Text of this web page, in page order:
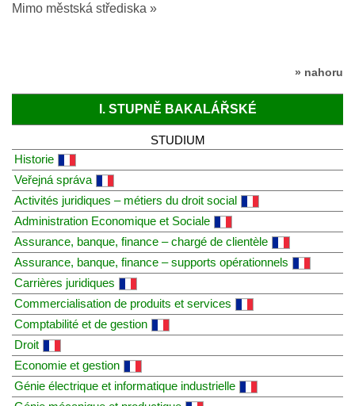
Mimo městská střediska »
» nahoru
I. STUPNĚ BAKALÁŘSKÉ
STUDIUM
Historie
Veřejná správa
Activités juridiques – métiers du droit social
Administration Economique et Sociale
Assurance, banque, finance – chargé de clientèle
Assurance, banque, finance – supports opérationnels
Carrières juridiques
Commercialisation de produits et services
Comptabilité et de gestion
Droit
Economie et gestion
Génie électrique et informatique industrielle